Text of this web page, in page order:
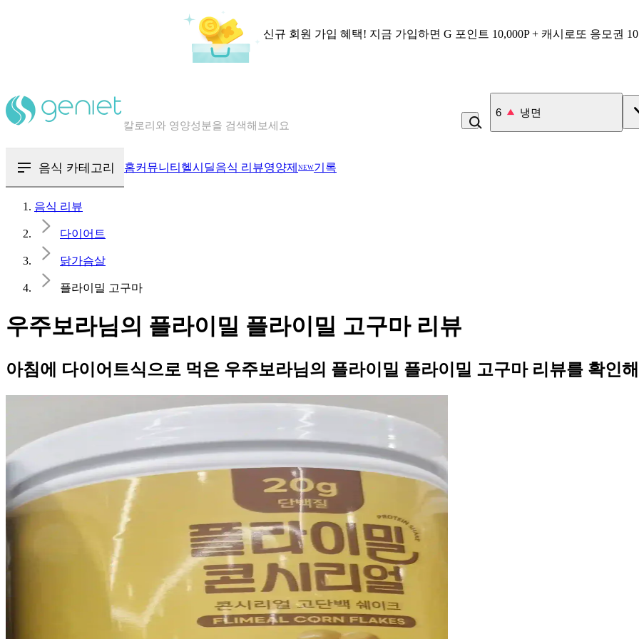
신규 회원 가입 혜택! 지금 가입하면 G 포인트 10,000P + 캐시로또 응모권
칼로리와 영양성분을 검색해보세요
7 김치
음식 카테고리 홈커뮤니티 헬시딜음식 리뷰영양제 NEW기록
음식 리뷰
다이어트
닭가슴살
플라이밀 고구마
우주보라님의 플라이밀 플라이밀 고구마 리뷰
아침에 다이어트식으로 먹은 우주보라님의 플라이밀 플라이밀 고구마 리뷰를 확인